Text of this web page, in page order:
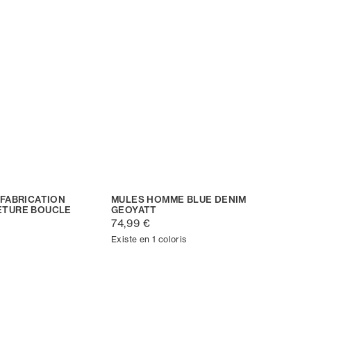
BOUCLE
MULES HOMME BLUE DENIM
GEOYATT
74,99 €
Existe en 1 coloris